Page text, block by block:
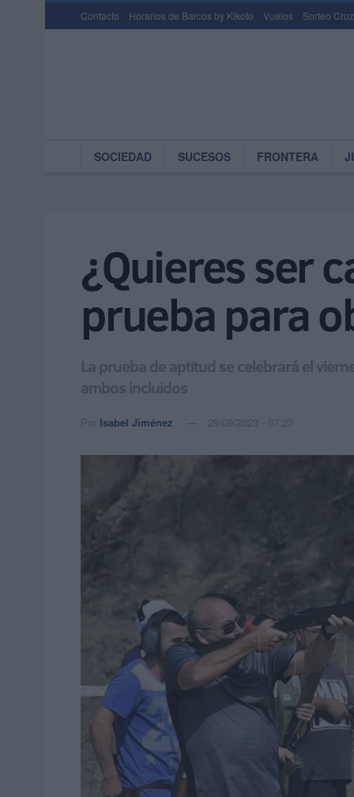
Contacto Horarios de Barcos by Kikoto Vuelos Sorteo
SOCIEDAD SUCESOS FRONTERA
¿Quieres ser
prueba para
La prueba de aptitud se celebrará el
ambos incluidos
Por Isabel Jiménez 29/09/2023 - 07:23